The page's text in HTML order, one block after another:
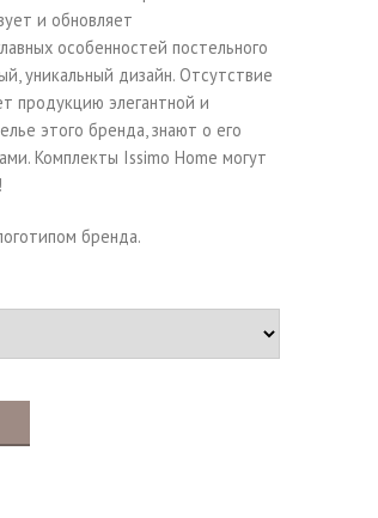
и обновляет
особенностей постельного
уникальный дизайн. Отсутствие
продукцию элегантной и
этого бренда, знают о его
Комплекты Issimo Home могут
бренда.